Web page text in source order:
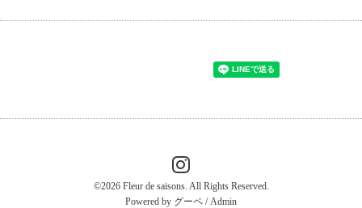
©2026 Fleur de saisons. All Rights Reserved.
Powered by グーペ /Admin